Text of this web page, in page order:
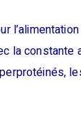
la constante